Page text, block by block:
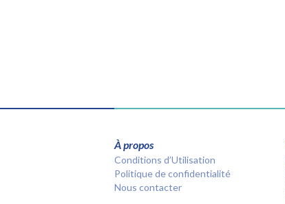
À propos
Conditions d’Utilisation
Politique de confidentialité
Nous contacter